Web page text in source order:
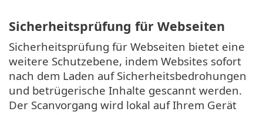
Sicherheitsprüfung für Webseiten
Sicherheitsprüfung für Webseiten bietet eine
weitere Schutzebene, indem Websites sofort
nach dem Laden auf Sicherheitsbedrohungen
und betrügerische Inhalte gescannt werden.
Der Scanvorgang wird lokal auf Ihrem Gerät